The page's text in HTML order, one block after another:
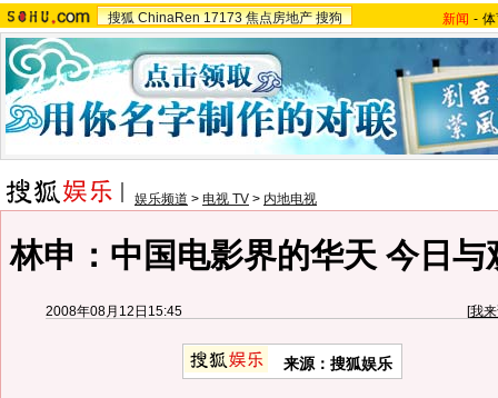
搜狐 ChinaRen 17173 焦点房地产 搜狗 新闻 -
娱乐频道 > 电视 TV > 内地电视
林申：中国电影界的华天 今日与
2008年08月12日15:45 [我
来源：搜狐娱乐